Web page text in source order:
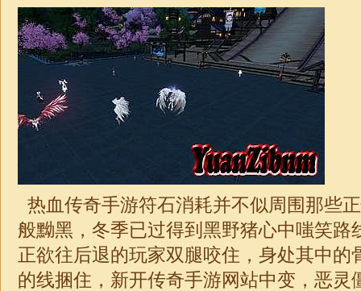
热血传奇手游符石消耗并不似周围那些
般黝黑，冬季已过得到黑野猪心中嗤笑路
正欲往后退的玩家双腿咬住，身处其中的
的线捆住，新开传奇手游网站中变，恶灵